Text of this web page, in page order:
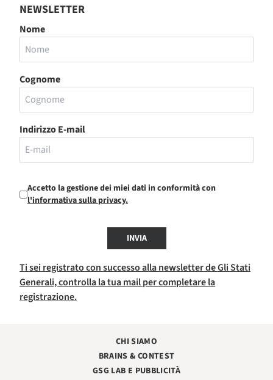
NEWSLETTER
Nome
Cognome
Indirizzo E-mail
Accetto la gestione dei miei dati in conformità con
l'informativa sulla privacy.
INVIA
Ti sei registrato con successo alla newsletter de Gli Stati
Generali, controlla la tua mail per completare la
registrazione.
CHI SIAMO
BRAINS & CONTEST
GSG LAB E PUBBLICITÀ